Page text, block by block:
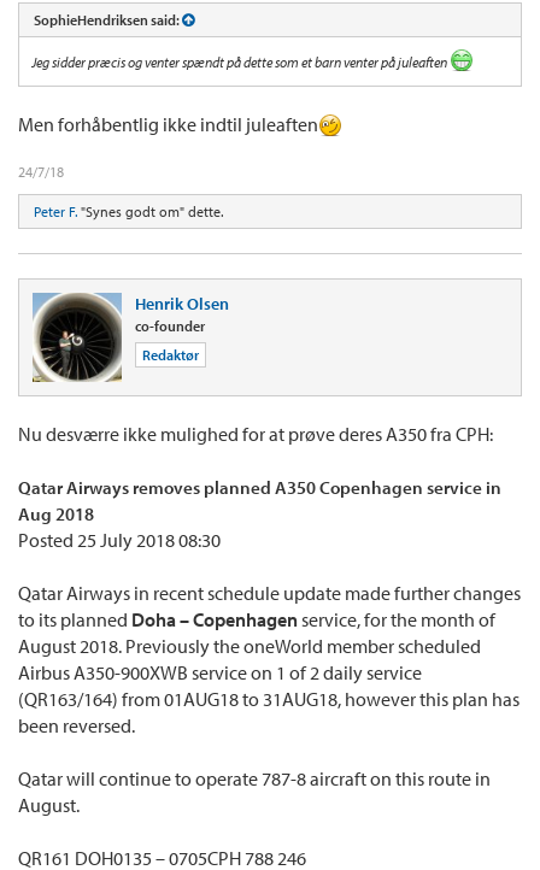
SophieHendriksen said:
Jeg sidder præcis og venter spændt på dette som et barn venter på juleaften
Men forhåbentlig ikke indtil juleaften
24/7/18
Peter F. "Synes godt om" dette.
Henrik Olsen
co-founder
Redaktør
Nu desværre ikke mulighed for at prøve deres A350 fra CPH:
Qatar Airways removes planned A350 Copenhagen service in
Aug 2018
Posted 25 July 2018 08:30
Qatar Airways in recent schedule update made further changes
to its planned Doha – Copenhagen service, for the month of
August 2018. Previously the oneWorld member scheduled
Airbus A350-900XWB service on 1 of 2 daily service
(QR163/164) from 01AUG18 to 31AUG18, however this plan has
been reversed.
Qatar will continue to operate 787-8 aircraft on this route in
August.
QR161 DOH0135 – 0705CPH 788 246